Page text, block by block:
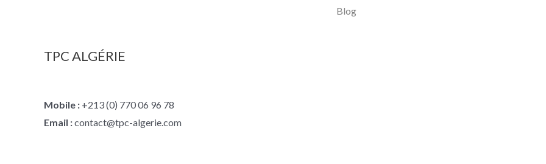
TPC ALGÉRIE
Mobile : +213 (0) 770 06 96 78
Email :contact@tpc-algerie.com
Blog